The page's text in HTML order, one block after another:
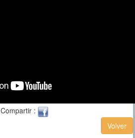
Compartir :